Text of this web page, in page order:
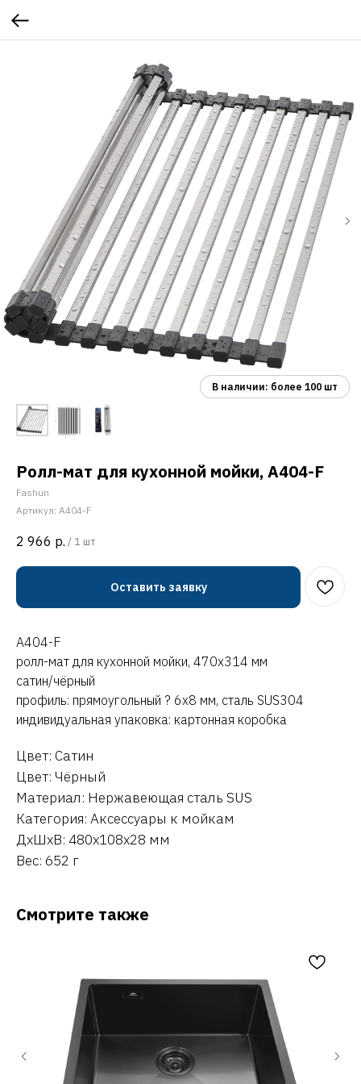
Ролл-мат для кухонной мойки, A404-F
Fashun
Артикул: A404-F
2 966 р. / 1 шт
Оставить заявку
A404-F
ролл-мат для кухонной мойки, 470х314 мм
сатин/чёрный
профиль: прямоугольный ? 6х8 мм, сталь SUS304
индивидуальная упаковка: картонная коробка
Цвет: Сатин
Цвет: Чёрный
Материал: Нержавеющая сталь SUS
Категория: Аксессуары к мойкам
ДxШxВ: 480x108x28 мм
Вес: 652 г
Смотрите также